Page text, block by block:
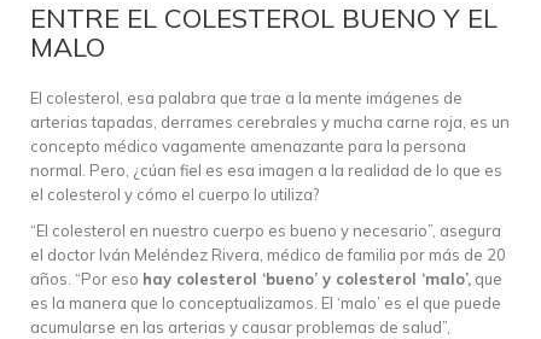
ENTRE EL COLESTEROL BUENO Y EL
MALO
El colesterol, esa palabra que trae a la mente imágenes de
arterias tapadas, derrames cerebrales y mucha carne roja, es un
concepto médico vagamente amenazante para la persona
normal. Pero, ¿cúan fiel es esa imagen a la realidad de lo que es
el colesterol y cómo el cuerpo lo utiliza?
“El colesterol en nuestro cuerpo es bueno y necesario”, asegura
el doctor Iván Meléndez Rivera, médico de familia por más de 20
años. “Por eso hay colesterol ‘bueno’ y colesterol ‘malo’, que
es la manera que lo conceptualizamos. El ‘malo’ es el que puede
acumularse en las arterias y causar problemas de salud”,